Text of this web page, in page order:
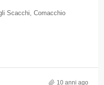
Scacchi, Comacchio
10 anni ago